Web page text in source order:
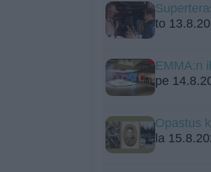
to
EMMA:n
pe
Opastus
la